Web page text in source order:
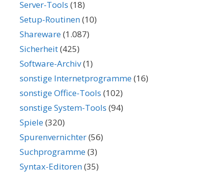
Server-Tools (18)
Setup-Routinen(10)
Shareware(1.087)
Sicherheit(425)
Software-Archiv(1)
sonstige Internetprogramme(16)
sonstige Office-Tools (102)
sonstige System-Tools (94)
Spiele(320)
Spurenvernichter(56)
Suchprogramme(3)
Syntax-Editoren(35)